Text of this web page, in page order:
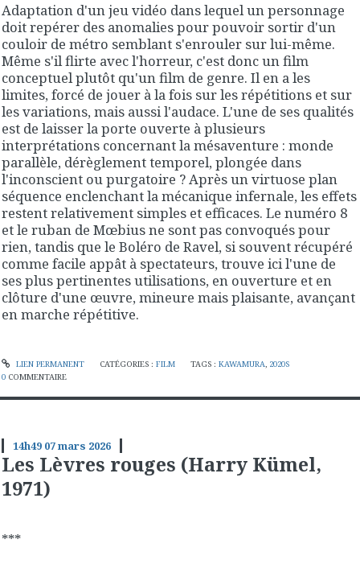
Adaptation d'un jeu vidéo dans lequel un personnage
doit repérer des anomalies pour pouvoir sortir d'un
couloir de métro semblant s'enrouler sur lui-même.
Même s'il flirte avec l'horreur, c'est donc un film
conceptuel plutôt qu'un film de genre. Il en a les
limites, forcé de jouer à la fois sur les répétitions et sur
les variations, mais aussi l'audace. L'une de ses qualités
est de laisser la porte ouverte à plusieurs
interprétations concernant la mésaventure : monde
parallèle, dérèglement temporel, plongée dans
l'inconscient ou purgatoire ? Après un virtuose plan
séquence enclenchant la mécanique infernale, les effets
restent relativement simples et efficaces. Le numéro 8
et le ruban de Mœbius ne sont pas convoqués pour
rien, tandis que le Boléro de Ravel, si souvent récupéré
comme facile appât à spectateurs, trouve ici l'une de
ses plus pertinentes utilisations, en ouverture et en
clôture d'une œuvre, mineure mais plaisante, avançant
en marche répétitive.
LIEN PERMANENT CATÉGORIES : FILM TAGS :KAWAMURA 2020S
0 COMMENTAIRE
14h49 07mars 2026
Les Lèvres rouges (Harry Kümel,
1971)
***